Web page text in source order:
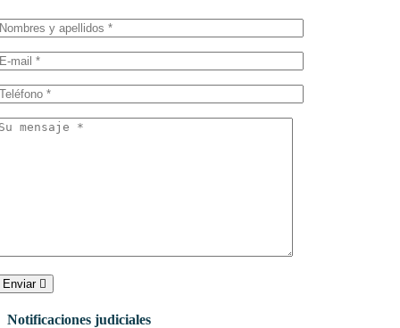
Enviar
Notificaciones judiciales